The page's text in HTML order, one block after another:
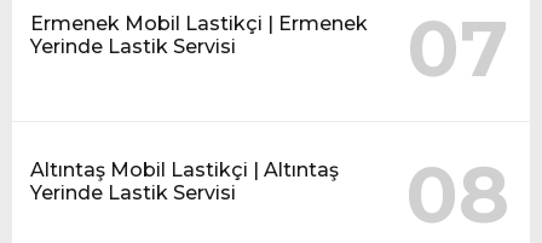
Ermenek Mobil Lastikçi | Ermenek
Yerinde Lastik Servisi
07
Altıntaş Mobil Lastikçi | Altıntaş
Yerinde Lastik Servisi
08